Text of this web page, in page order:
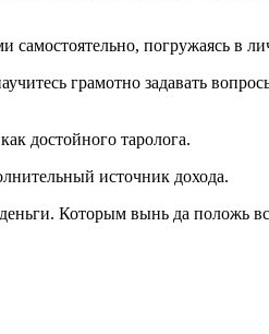
погружаясь в
грамотно задавать
достойного таролога.
источник дохода.
Которым вынь да положь